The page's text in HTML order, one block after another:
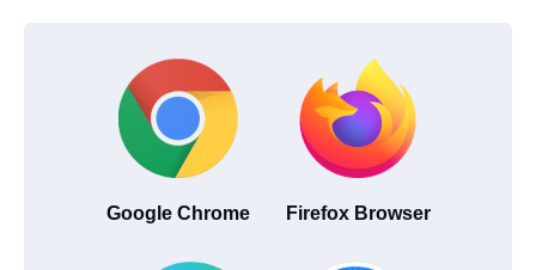
Google Chrome Firefox Browser